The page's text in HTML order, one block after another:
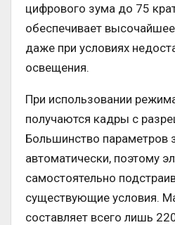
цифрового зума до 75
обеспечивает
даже при условиях
освещения.
При использовании
получаются кадры с
Большинство параметров
автоматически, поэтому
самостоятельно
существующие условия.
составляет всего лишь